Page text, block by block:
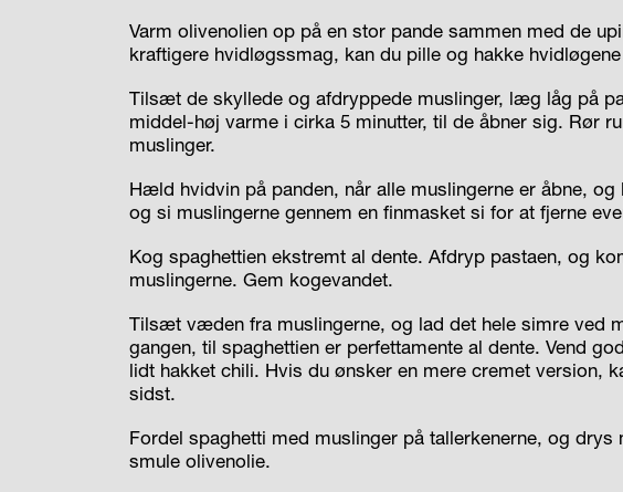
Varm olivenolien op på en stor pande sammen med de
kraftigere hvidløgssmag, kan du pille og hakke
Tilsæt de skyllede og afdryppede muslinger, læg låg på
middel-høj varme i cirka 5 minutter, til de åbner sig. Rør
muslinger.
Hæld hvidvin på panden, når alle muslingerne er åbne,
og si muslingerne gennem en finmasket si for at fjerne
Kog spaghettien ekstremt al dente. Afdryp pastaen, og
muslingerne. Gem kogevandet.
Tilsæt væden fra muslingerne, og lad det hele simre ved
gangen, til spaghettien er perfettamente al dente. Vend
lidt hakket chili. Hvis du ønsker en mere cremet version,
sidst.
Fordel spaghetti med muslinger på tallerkenerne, og
smule olivenolie.